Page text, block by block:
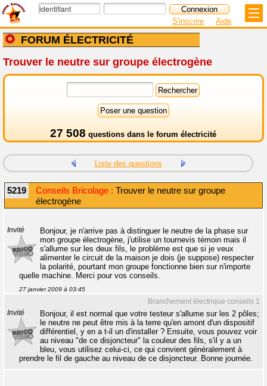
FORUM ÉLECTRICITÉ
S'inscrire Aide
Trouver le neutre sur groupe électrogène
27 508 questions dans le forum électricité
Liste des questions
5219 Conseils Bricolage : Trouver le neutre sur groupe
électrogène
Invité
Bonjour, je n'arrive pas à distinguer le neutre de la phase sur
mon groupe électrogène, j'utilise un tournevis témoin mais il
s'allume sur les deux fils, le problème est que si je veux
alimenter le circuit de la maison je dois (je suppose) respecter
la polarité, pourtant mon groupe fonctionne bien sur n'importe
quelle machine. Merci pour vos conseils.
27 janvier 2009 à 03:45
Branchement électrique conseils 1
Invité
Bonjour, il est normal que votre testeur s'allume sur les 2 pôles;
le neutre ne peut être mis à la terre qu'en amont d'un dispositif
différentiel, y en a t-il un d'installer ? Ensuite, vous pouvez voir
au niveau "de ce disjoncteur" la couleur des fils, s'il y a un
bleu, vous utilisez celui-ci, ce qui convient généralement à
prendre le fil de gauche au niveau de ce disjoncteur. Bonne journée.